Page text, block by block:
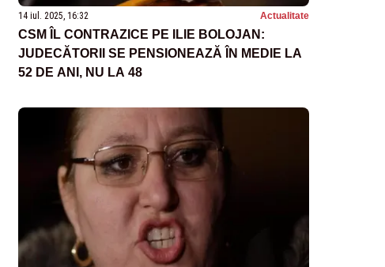
14 iul. 2025, 16:32 Actualitate
CSM ÎL CONTRAZICE PE ILIE BOLOJAN:
JUDECĂTORII SE PENSIONEAZĂ ÎN MEDIE LA
52 DE ANI, NU LA 48